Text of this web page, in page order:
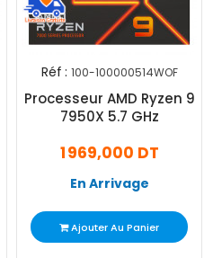
Réf : 100-100000514WOF
Processeur AMD Ryzen 9
7950X 5.7 GHz
1 969,000 DT
En Arrivage
Ajouter Au Panier